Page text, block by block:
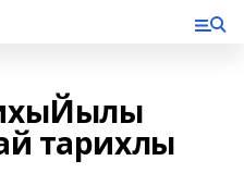
тарихлы